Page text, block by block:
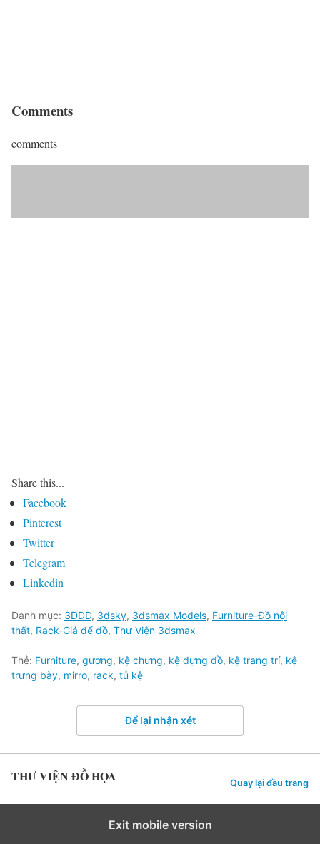
Comments
comments
Share this...
Facebook
Pinterest
Twitter
Telegram
Linkedin
Danh mục: 3DDD, 3dsky, 3dsmax Models, Furniture-Đồ nội
thất, Rack-Giá để đồ, Thư Viện 3dsmax
Thẻ: Furniture, gương, kệ chưng, kệ đựng đồ, kệ trang trí, kệ
trưng bày, mirro, rack, tủ kệ
Để lại nhận xét
THƯ VIỆN ĐỒ HỌA Quay lại đầu trang
Exit mobile version